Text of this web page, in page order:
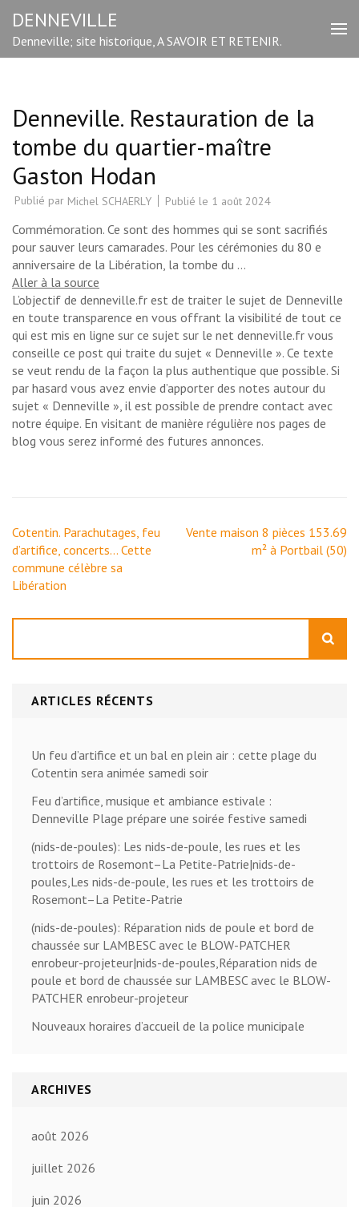
contenu
(Pressez
DENNEVILLE
Denneville; site historique, A SAVOIR ET RETENIR.
Denneville. Restauration de la
tombe du quartier-maître
Gaston Hodan
Publié par Michel SCHAERLY Publié le 1 août 2024
Commémoration. Ce sont des hommes qui se sont sacrifiés
pour sauver leurs camarades. Pour les cérémonies du 80 e
anniversaire de la Libération, la tombe du …
Aller à la source
L’objectif de denneville.fr est de traiter le sujet de Denneville
en toute transparence en vous offrant la visibilité de tout ce
qui est mis en ligne sur ce sujet sur le net denneville.fr vous
conseille ce post qui traite du sujet « Denneville ». Ce texte
se veut rendu de la façon la plus authentique que possible. Si
par hasard vous avez envie d’apporter des notes autour du
sujet « Denneville », il est possible de prendre contact avec
notre équipe. En visitant de manière régulière nos pages de
blog vous serez informé des futures annonces.
Navigation
de
l’article
Cotentin. Parachutages, feu
d’artifice, concerts… Cette
commune célèbre sa
Libération
Vente maison 8 pièces 153.69
m² à Portbail (50)
ARTICLES RÉCENTS
Un feu d’artifice et un bal en plein air : cette plage du
Cotentin sera animée samedi soir
Feu d’artifice, musique et ambiance estivale :
Denneville Plage prépare une soirée festive samedi
(nids-de-poules): Les nids-de-poule, les rues et les
trottoirs de Rosemont–La Petite-Patrie|nids-de-
poules,Les nids-de-poule, les rues et les trottoirs de
Rosemont–La Petite-Patrie
(nids-de-poules): Réparation nids de poule et bord de
chaussée sur LAMBESC avec le BLOW-PATCHER
enrobeur-projeteur|nids-de-poules,Réparation nids de
poule et bord de chaussée sur LAMBESC avec le BLOW-
PATCHER enrobeur-projeteur
Nouveaux horaires d’accueil de la police municipale
ARCHIVES
août 2026
juillet 2026
juin 2026